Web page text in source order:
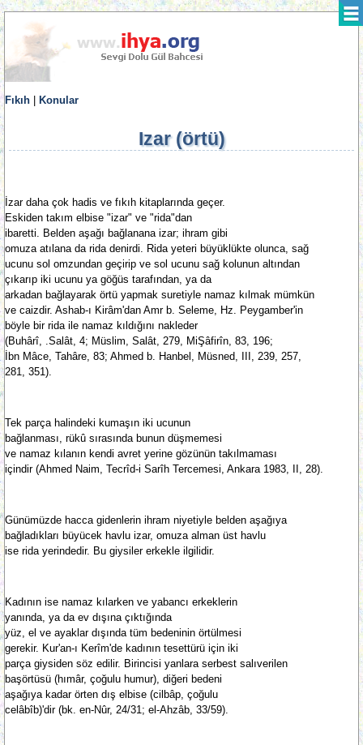
Fıkıh Konular
Izar (örtü)
İzar daha çok hadis ve fıkıh kitaplarında geçer.
Eskiden takım elbise "izar" ve "rida"dan
ibaretti. Belden aşağı bağlanana izar; ihram gibi
omuza atılana da rida denirdi. Rida yeteri büyüklükte olunca, sağ
ucunu sol omzundan geçirip ve sol ucunu sağ kolunun altından
çıkarıp iki ucunu ya göğüs tarafından, ya da
arkadan bağlayarak örtü yapmak suretiyle namaz kılmak mümkün
ve caizdir. Ashab-ı Kirâm'dan Amr b. Seleme, Hz. Peygamber'in
böyle bir rida ile namaz kıldığını nakleder
(Buhârî, .Salât, 4; Müslim, Salât, 279, MiŞâfirîn, 83, 196;
İbn Mâce, Tahâre, 83; Ahmed b. Hanbel, Müsned, III, 239, 257,
281, 351).
Tek parça halindeki kumaşın iki ucunun
bağlanması, rükû sırasında bunun düşmemesi
ve namaz kılanın kendi avret yerine gözünün takılmaması
içindir (Ahmed Naim, Tecrîd-i Sarîh Tercemesi, Ankara 1983, II, 28).
Günümüzde hacca gidenlerin ihram niyetiyle belden aşağıya
bağladıkları büyücek havlu izar, omuza alman üst havlu
ise rida yerindedir. Bu giysiler erkekle ilgilidir.
Kadının ise namaz kılarken ve yabancı erkeklerin
yanında, ya da ev dışına çıktığında
yüz, el ve ayaklar dışında tüm bedeninin örtülmesi
gerekir. Kur'an-ı Kerîm'de kadının tesettürü için iki
parça giysiden söz edilir. Birincisi yanlara serbest salıverilen
başörtüsü (hımâr, çoğulu humur), diğeri bedeni
aşağıya kadar örten dış elbise (cilbâp, çoğulu
celâbîb)'dir (bk. en-Nûr, 24/31; el-Ahzâb, 33/59).